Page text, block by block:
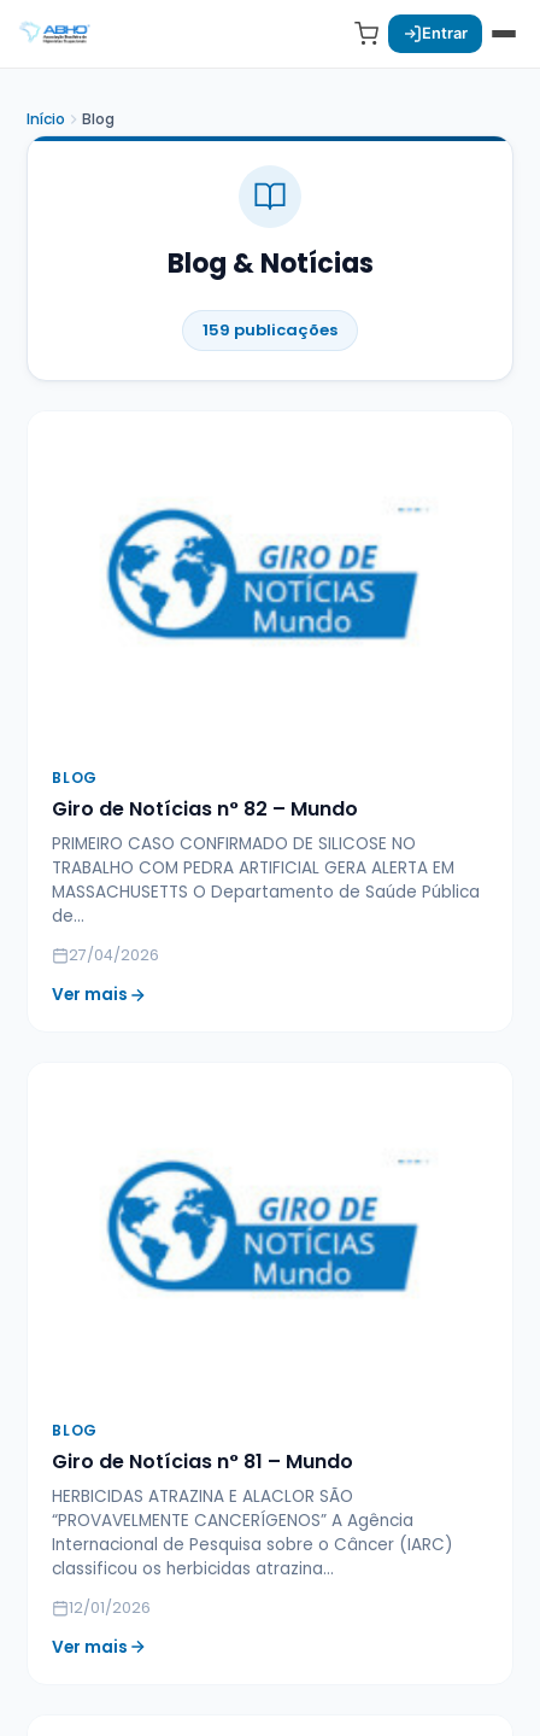
Entrar
Início Blog
Blog & Notícias
159 publicações
BLOG
Giro de Notícias n° 82 – Mundo
PRIMEIRO CASO CONFIRMADO DE SILICOSE NO
TRABALHO COM PEDRA ARTIFICIAL GERA ALERTA EM
MASSACHUSETTS O Departamento de Saúde Pública
de…
27/04/2026
Ver mais
BLOG
Giro de Notícias n° 81 – Mundo
HERBICIDAS ATRAZINA E ALACLOR SÃO
“PROVAVELMENTE CANCERÍGENOS” A Agência
Internacional de Pesquisa sobre o Câncer (IARC)
classificou os herbicidas atrazina…
12/01/2026
Ver mais